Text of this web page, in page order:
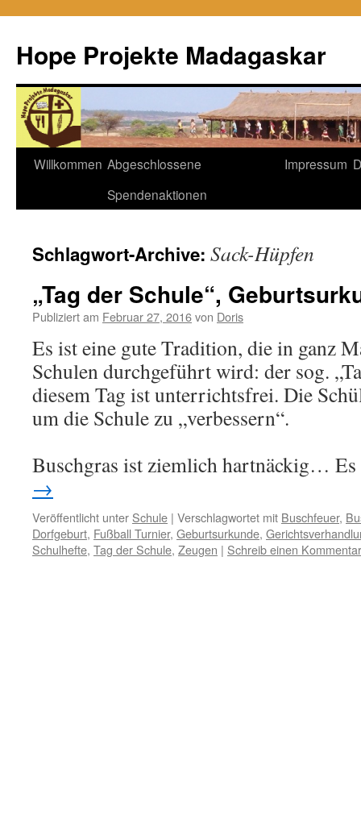
Hope Projekte Madagaskar
Zum
Willkommen Abgeschlossene
Spendenaktionen
Impressum
Schlagwort-Archive: Sack-Hüpfen
„Tag der Schule“,
Publiziert am Februar 27, 2016von Doris
Es ist eine gute Tradition, die in ganz
Schulen durchgeführt wird: der sog.
diesem Tag ist unterrichtsfrei. Die
um die Schule zu „verbessern“.
Buschgras ist ziemlich hartnäckig…
→
Veröffentlicht unter Schule | Verschlagwortet mit Buschfeuer,
Dorfgeburt, Fußball Turnier, Geburtsurkunde,
Schulhefte, Tag der Schule, Zeugen | Schreib einen Kommentar